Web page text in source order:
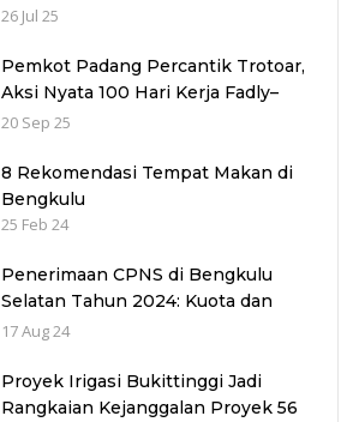
Penyegaran Birokrasi dan
26 Jul 25
Pemkot Padang Percantik Trotoar,
Aksi Nyata 100 Hari Kerja Fadly–
Maigus Dan Sisakan Jalan 1000
20 Sep 25
8 Rekomendasi Tempat Makan di
Bengkulu
25 Feb 24
Penerimaan CPNS di Bengkulu
Selatan Tahun 2024: Kuota dan
Jadwal Pendaftaran
17 Aug 24
Proyek Irigasi Bukittinggi Jadi
Rangkaian Kejanggalan Proyek 56